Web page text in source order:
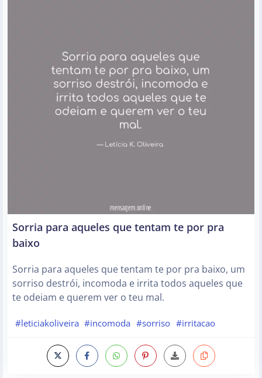
Sorria para aqueles que tentam te por pra
baixo
Sorria para aqueles que tentam te por pra baixo, um
sorriso destrói, incomoda e irrita todos aqueles que
te odeiam e querem ver o teu mal.
#leticiakoliveira #incomoda #sorriso #irritacao